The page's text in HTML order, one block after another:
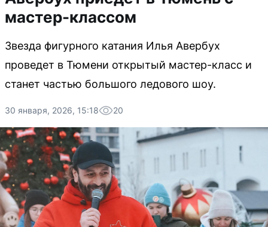
мастер-классом
Звезда фигурного катания Илья Авербух
проведет в Тюмени открытый мастер-класс и
станет частью большого ледового шоу.
30 января, 2026, 15:18 20